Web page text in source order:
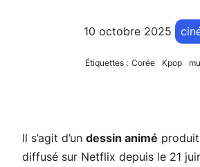
10 octobre 2025
Étiquettes : Corée Kpop
Il s’agit d’un dessin animé
diffusé sur Netflix depuis le 21